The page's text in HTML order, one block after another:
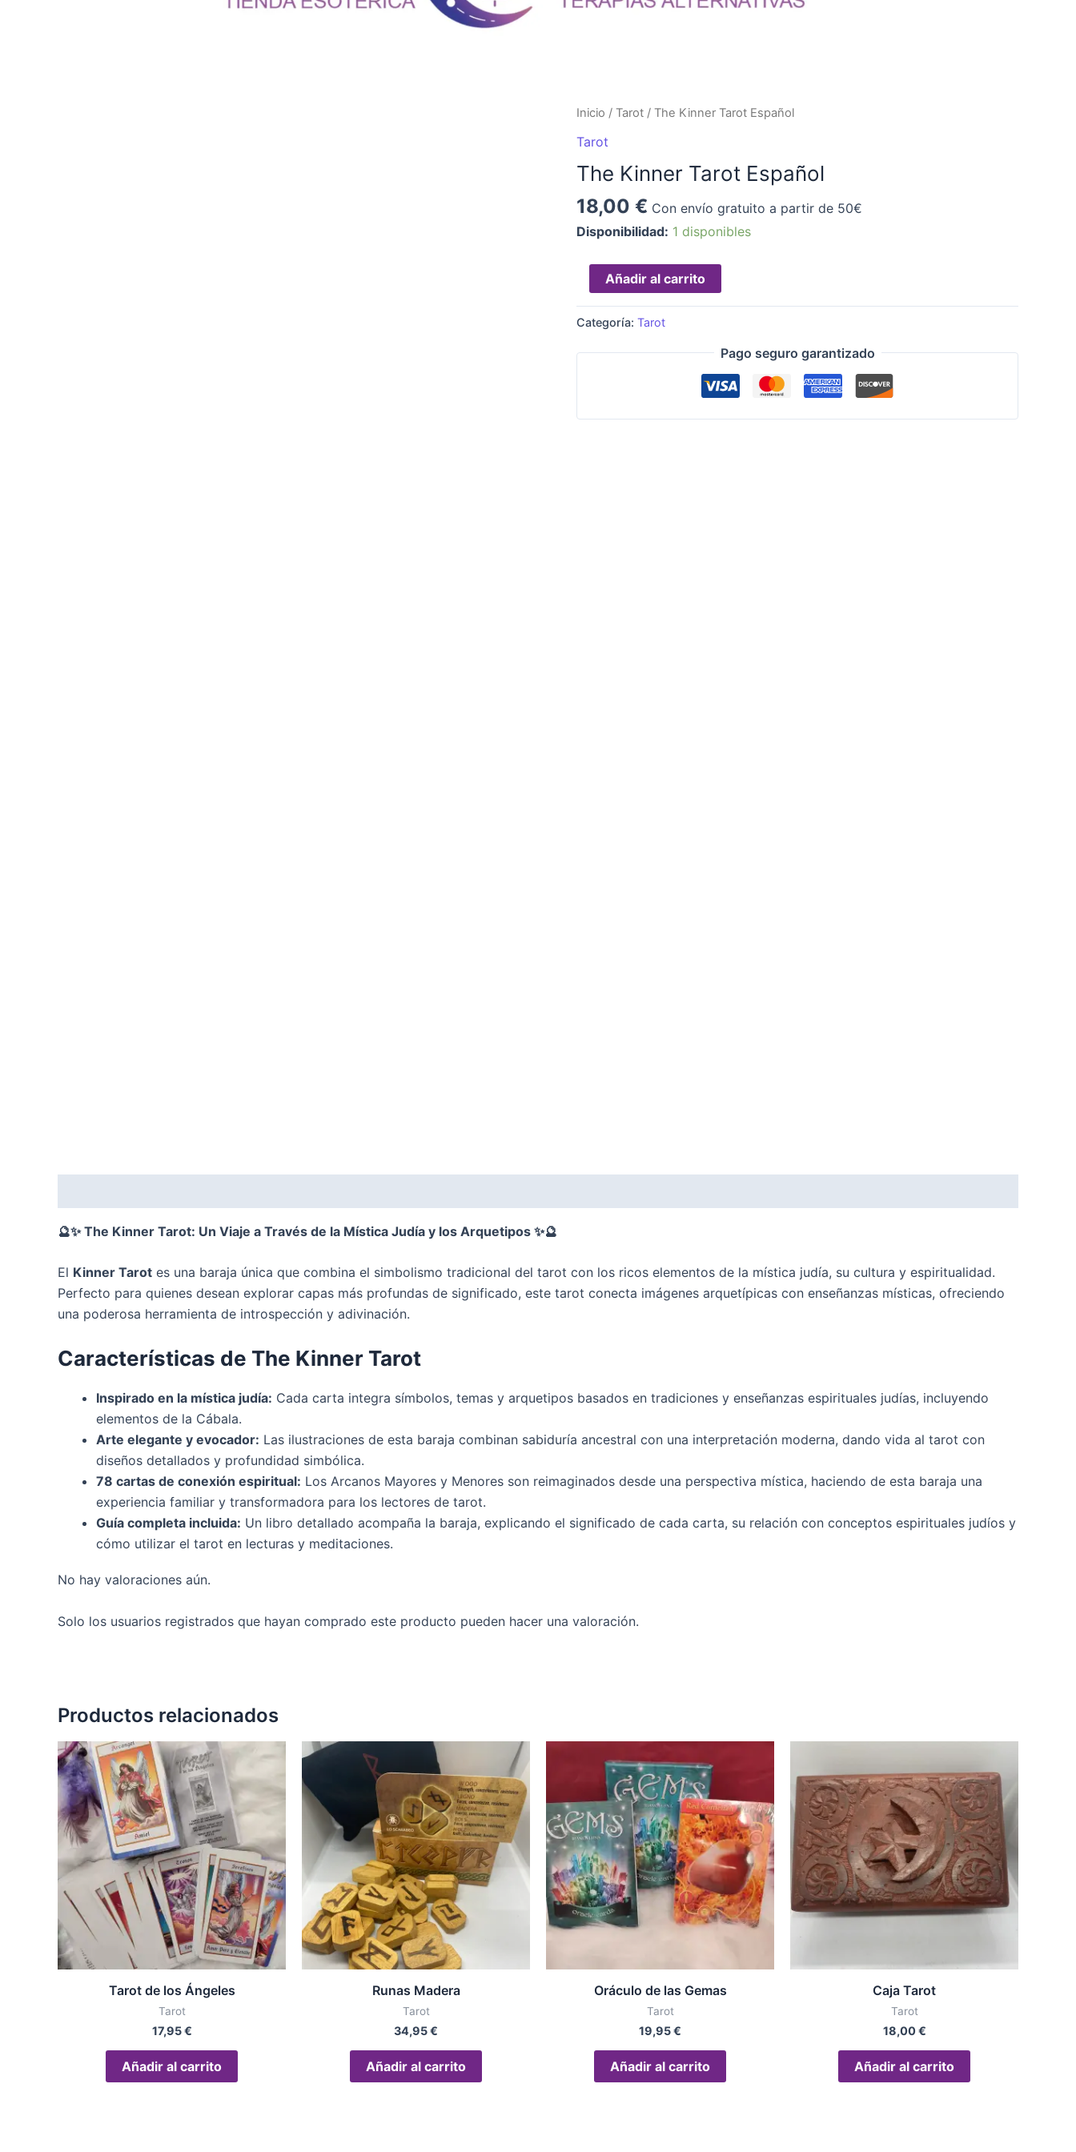
Inicio / Tarot / The Kinner Tarot Español
Tarot
The Kinner Tarot Español
18,00 € Con envío gratuito a partir de 50€
Disponibilidad: 1 disponibles
The
Kinner
Español
cantidad
Añadir al carrito
Categoría: Tarot
Pago seguro garantizado
🔮✨ The Kinner Tarot: Un Viaje a Través de la Mística Judía y los Arquetipos ✨🔮
El Kinner Tarot es una baraja única que combina el simbolismo tradicional del tarot con los ricos elementos de la mística judía, su cultura y espiritualidad.
Perfecto para quienes desean explorar capas más profundas de significado, este tarot conecta imágenes arquetípicas con enseñanzas místicas, ofreciendo
una poderosa herramienta de introspección y adivinación.
Características de The Kinner Tarot
Inspirado en la mística judía: Cada carta integra símbolos, temas y arquetipos basados en tradiciones y enseñanzas espirituales judías, incluyendo
elementos de la Cábala.
Arte elegante y evocador: Las ilustraciones de esta baraja combinan sabiduría ancestral con una interpretación moderna, dando vida al tarot con
diseños detallados y profundidad simbólica.
78 cartas de conexión espiritual: Los Arcanos Mayores y Menores son reimaginados desde una perspectiva mística, haciendo de esta baraja una
experiencia familiar y transformadora para los lectores de tarot.
Guía completa incluida: Un libro detallado acompaña la baraja, explicando el significado de cada carta, su relación con conceptos espirituales judíos y
cómo utilizar el tarot en lecturas y meditaciones.
No hay valoraciones aún.
Solo los usuarios registrados que hayan comprado este producto pueden hacer una valoración.
Productos relacionados
Tarot de los Ángeles
Tarot
17,95€
Añadir al carrito
Runas Madera
Tarot
34,95€
Añadir al carrito
Oráculo de las Gemas
Tarot
19,95€
Añadir al carrito
Caja Tarot
Tarot
18,00€
Añadir al carrito